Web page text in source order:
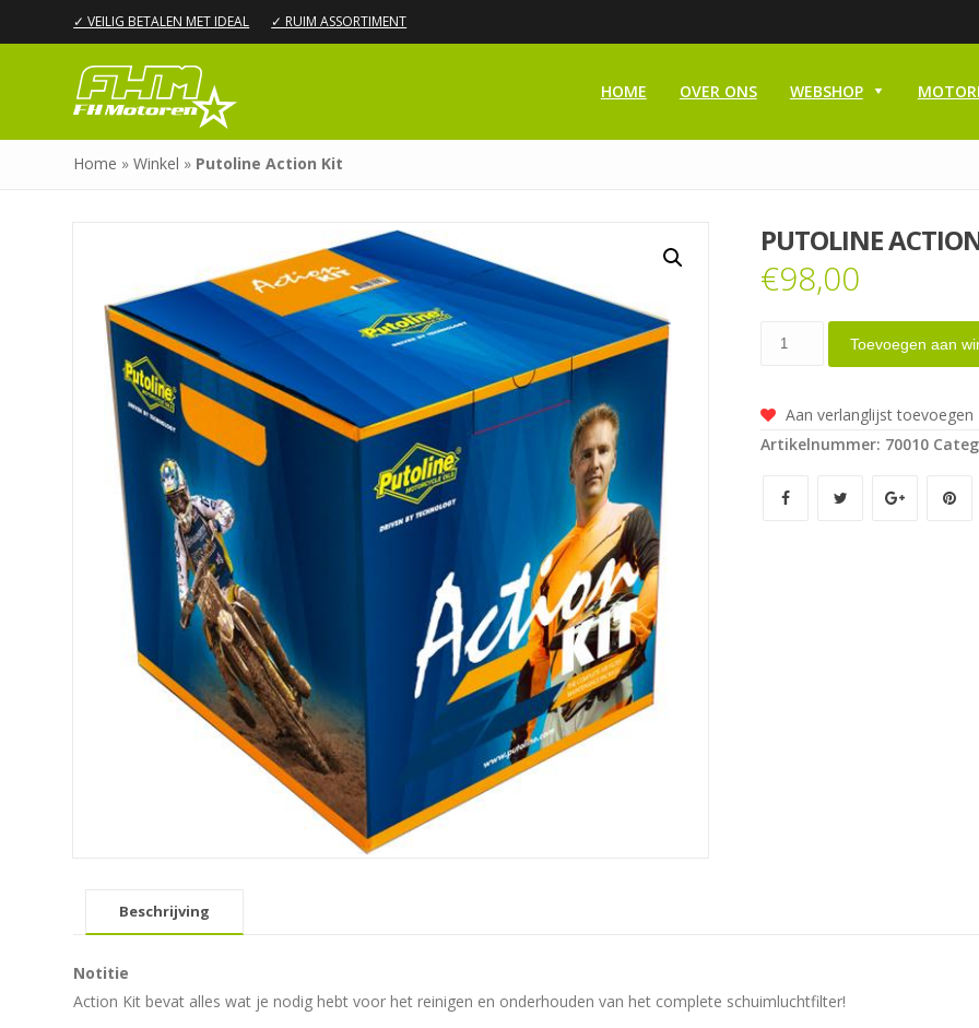
✓ VEILIG BETALEN MET IDEAL ✓ RUIM ASSORTIMENT
HOME OVER ONS WEBSHOP
Home »Winkel » Putoline Action Kit
PUTOLINE
€98,00
Putoline
aantal
Toevoegen aan
Aan verlanglijst toevoegen
Artikelnummer: 70010
Beschrijving
Notitie
Action Kit bevat alles wat je nodig hebt voor het reinigen en onderhouden van het complete schuimluchtfilter!